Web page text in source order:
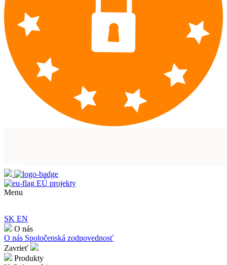
EÚ projekty
Menu
SK EN
O nás
O nás Spoločenská zodpovednosť
Zavrieť
Produkty